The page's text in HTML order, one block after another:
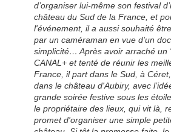
d’organiser lui-même son festival
château du Sud de la France, et
l'événement, il a aussi souhaité
par un caméraman en vue d'un
simplicité… Après avoir arraché un
CANAL+ et tenté de réunir les
France, il part dans le Sud, à
dans le château d'Aubiry, avec
grande soirée festive sous les
le propriétaire des lieux, qui vit là,
promet d'organiser une simple